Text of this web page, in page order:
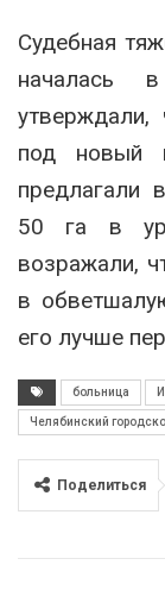
Судебная
началась
утверждали,
под новый
предлагали
50 га в
возражали,
в
его лучше
больница
Челябинский
Поделиться